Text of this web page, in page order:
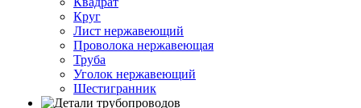
Круг
Лист нержавеющий
Проволока нержавеющая
Труба
Уголок нержавеющий
Шестигранник